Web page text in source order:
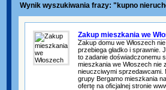
Wynik wyszukiwania frazy: "kupno
Zakup mieszkania we
Zakup domu we Włoszech
przebiega gładko i sprawnie.
to zadanie doświadczonemu
mieszkania we Włoszech
nieuczciwymi sprzedawcami.
grupy Bergamo mieszkania
ofertę na oficjalnej stronie